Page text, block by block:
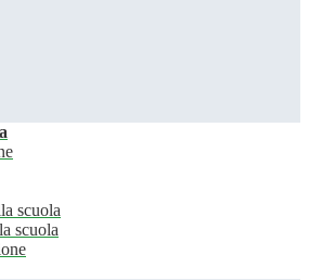
scuola
scuola